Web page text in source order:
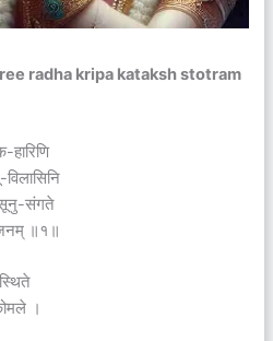
shree radha kripa kataksh stotram
हारिणि
सूनु-संगते
॥१॥
।